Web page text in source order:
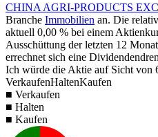
CHINA AGRI-PRODUCTS
Branche Immobilien an. Die
aktuell 0,00 % bei einem
Ausschüttung der letzten 12
errechnet sich eine
Ich würde die Aktie auf Sicht von
VerkaufenHaltenKaufen
■ Verkaufen
■ Halten
■ Kaufen